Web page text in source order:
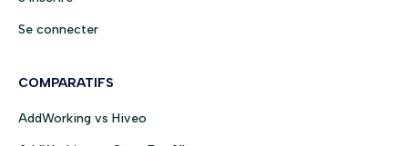
Se connecter
COMPARATIFS
AddWorking vs Hiveo